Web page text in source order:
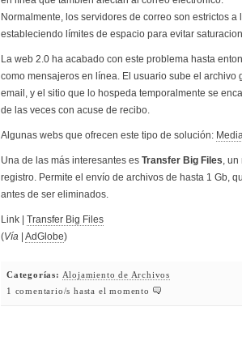
Normalmente, los servidores de correo son estrictos
estableciendo límites de espacio para evitar
La web 2.0 ha acabado con este problema hasta
como mensajeros en línea. El usuario sube el
email, y el sitio que lo hospeda temporalmente se
de las veces con acuse de recibo.
Algunas webs que ofrecen este tipo de solución:
Una de las más interesantes es Transfer Big Files, un
registro. Permite el envío de archivos de hasta 1 Gb,
antes de ser eliminados.
Link | Transfer Big Files
(Vía AdGlobe)
Categorías: Alojamiento de Archivos
1 comentario/s hasta el momento